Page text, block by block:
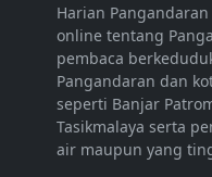
Harian
online tentang
pembaca
Pangandaran dan
seperti Banjar
Tasikmalaya serta
air maupun yang